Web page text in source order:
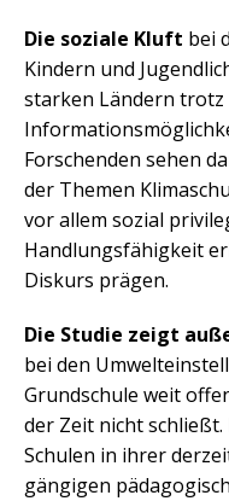
Die soziale Kluft bei
Kindern und
starken Ländern
Forschenden sehen
der Themen
vor allem sozial
Handlungsfähigkeit
Diskurs prägen.
Die Studie zeigt
bei den
Grundschule weit
der Zeit nicht
Schulen in ihrer
gängigen